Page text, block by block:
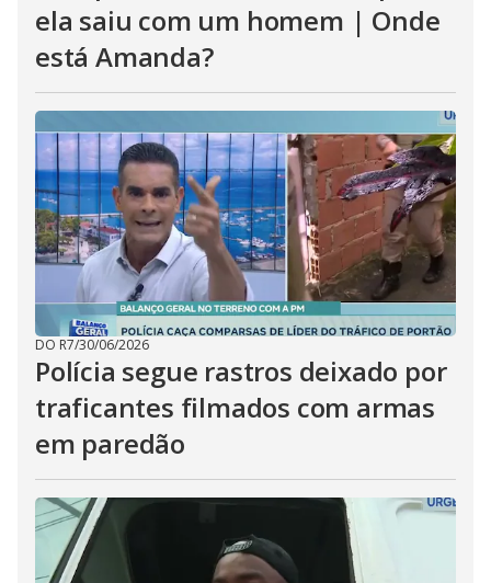
ela saiu com um homem | Onde
está Amanda?
DO R7/30/06/2026
Polícia segue rastros deixado por
traficantes filmados com armas
em paredão